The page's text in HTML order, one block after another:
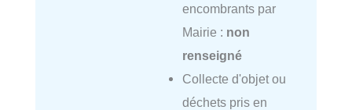
encombrants par
Mairie : non
renseigné
Collecte d'objet ou
déchets pris en